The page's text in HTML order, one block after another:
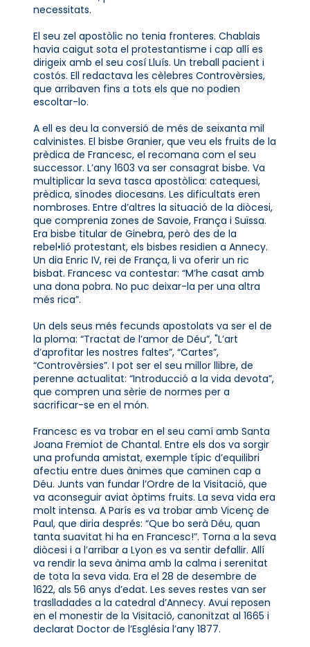
necessitats.
El seu zel apostòlic no tenia fronteres. Chablais
havia caigut sota el protestantisme i cap allí es
dirigeix amb el seu cosí Lluís. Un treball pacient i
costós. Ell redactava les cèlebres Controvèrsies,
que arribaven fins a tots els que no podien
escoltar-lo.
A ell es deu la conversió de més de seixanta mil
calvinistes. El bisbe Granier, que veu els fruits de la
prèdica de Francesc, el recomana com el seu
successor. L’any 1603 va ser consagrat bisbe. Va
multiplicar la seva tasca apostòlica: catequesi,
prèdica, sínodes diocesans. Les dificultats eren
nombroses. Entre d’altres la situació de la diòcesi,
que comprenia zones de Savoie, França i Suïssa.
Era bisbe titular de Ginebra, però des de la
rebel•lió protestant, els bisbes residien a Annecy.
Un dia Enric IV, rei de França, li va oferir un ric
bisbat. Francesc va contestar: “M’he casat amb
una dona pobra. No puc deixar-la per una altra
més rica”.
Un dels seus més fecunds apostolats va ser el de
la ploma: “Tractat de l’amor de Déu”, "L’art
d’aprofitar les nostres faltes”, “Cartes”,
“Controvèrsies”. I pot ser el seu millor llibre, de
perenne actualitat: “Introducció a la vida devota”,
que compren una sèrie de normes per a
sacrificar-se en el món.
Francesc es va trobar en el seu camí amb Santa
Joana Fremiot de Chantal. Entre els dos va sorgir
una profunda amistat, exemple típic d’equilibri
afectiu entre dues ànimes que caminen cap a
Déu. Junts van fundar l’Ordre de la Visitació, que
va aconseguir aviat òptims fruits. La seva vida era
molt intensa. A París es va trobar amb Vicenç de
Paul, que diria després: “Que bo serà Déu, quan
tanta suavitat hi ha en Francesc!”. Torna a la seva
diòcesi i a l’arribar a Lyon es va sentir defallir. Allí
va rendir la seva ànima amb la calma i serenitat
de tota la seva vida. Era el 28 de desembre de
1622, als 56 anys d’edat. Les seves restes van ser
traslladades a la catedral d’Annecy. Avui reposen
en el monestir de la Visitació, canonitzat al 1665 i
declarat Doctor de l’Església l’any 1877.